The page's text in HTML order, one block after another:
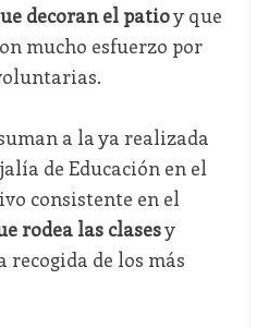
decoran el patioy que
mucho esfuerzo por
a la ya realizada
de Educación en el
consistente en el
rodea las clasesy
de los más